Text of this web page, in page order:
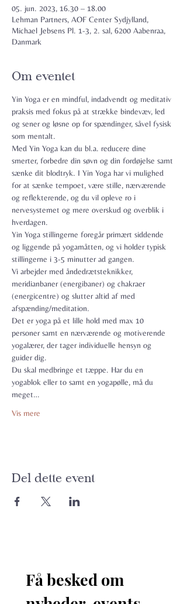
05. jun. 2023, 16.30 – 18.00
Lehman Partners, AOF Center Sydjylland,
Michael Jebsens Pl. 1-3, 2. sal, 6200 Aabenraa,
Danmark
Om eventet
Yin Yoga er en mindful, indadvendt og meditativ
praksis med fokus på at strække bindevæv, led
og sener og løsne op for spændinger, såvel fysisk
som mentalt.
Med Yin Yoga kan du bl.a. reducere dine
smerter, forbedre din søvn og din fordøjelse samt
sænke dit blodtryk. I Yin Yoga har vi mulighed
for at sænke tempoet, være stille, nærværende
og reflekterende, og du vil opleve ro i
nervesystemet og mere overskud og overblik i
hverdagen.
Yin Yoga stillingerne foregår primært siddende
og liggende på yogamåtten, og vi holder typisk
stillingerne i 3-5 minutter ad gangen.
Vi arbejder med åndedrætsteknikker,
meridianbaner (energibaner) og chakraer
(energicentre) og slutter altid af med
afspænding/meditation.
Det er yoga på et lille hold med max 10
personer samt en nærværende og motiverende
yogalærer, der tager individuelle hensyn og
guider dig.
Du skal medbringe et tæppe. Har du en
yogablok eller to samt en yogapølle, må du
meget…
Vis mere
Del dette event
Få besked om